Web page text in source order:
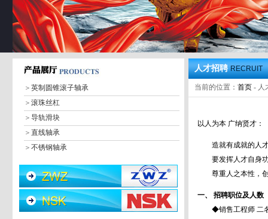
＞ 英制圆锥滚子轴承
＞ 滚珠丝杠
＞ 导轨滑块
＞ 直线轴承
＞ 不锈钢轴承
＞调心球轴承
＞圆柱滚子轴承
＞调心滚子轴承
人才招聘RECRUIT
当前的位置： 首页 - 人
以人为本 广纳贤才：
造就有成就的人才
要发挥人才自身功
尊重人之本性，创
一、 招聘职位及人数
◆销售工程师 二名